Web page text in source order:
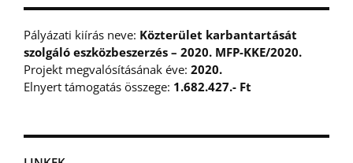
Pályázati kiírás neve: Közterület karbantartását
szolgáló eszközbeszerzés – 2020. MFP-KKE/2020.
Projekt megvalósításának éve: 2020.
Elnyert támogatás összege: 1.682.427.- Ft